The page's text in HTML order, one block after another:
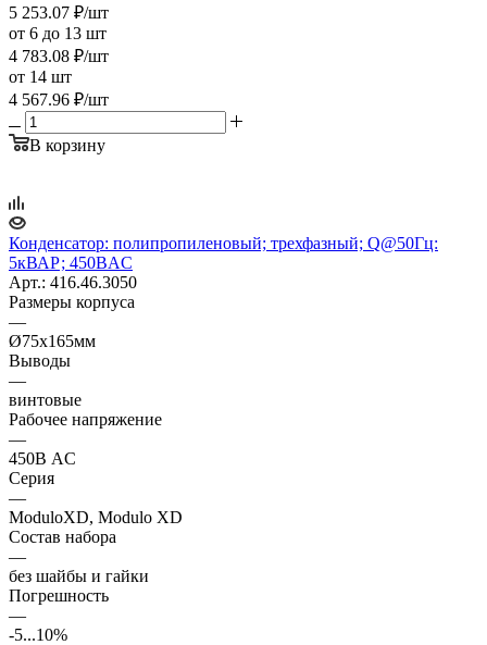
5 253.07 ₽/шт
от 6 до 13 шт
4 783.08 ₽/шт
от 14 шт
4 567.96 ₽/шт
В корзину
Конденсатор: полипропиленовый; трехфазный; Q@50Гц:
5кВАР; 450ВAC
Арт.: 416.46.3050
Размеры корпуса
—
Ø75x165мм
Выводы
—
винтовые
Рабочее напряжение
—
450В AC
Серия
—
ModuloXD, Modulo XD
Состав набора
—
без шайбы и гайки
Погрешность
—
-5...10%